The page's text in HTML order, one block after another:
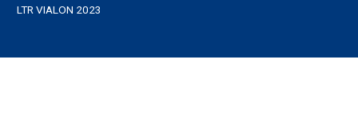
LTR VIALON 2023